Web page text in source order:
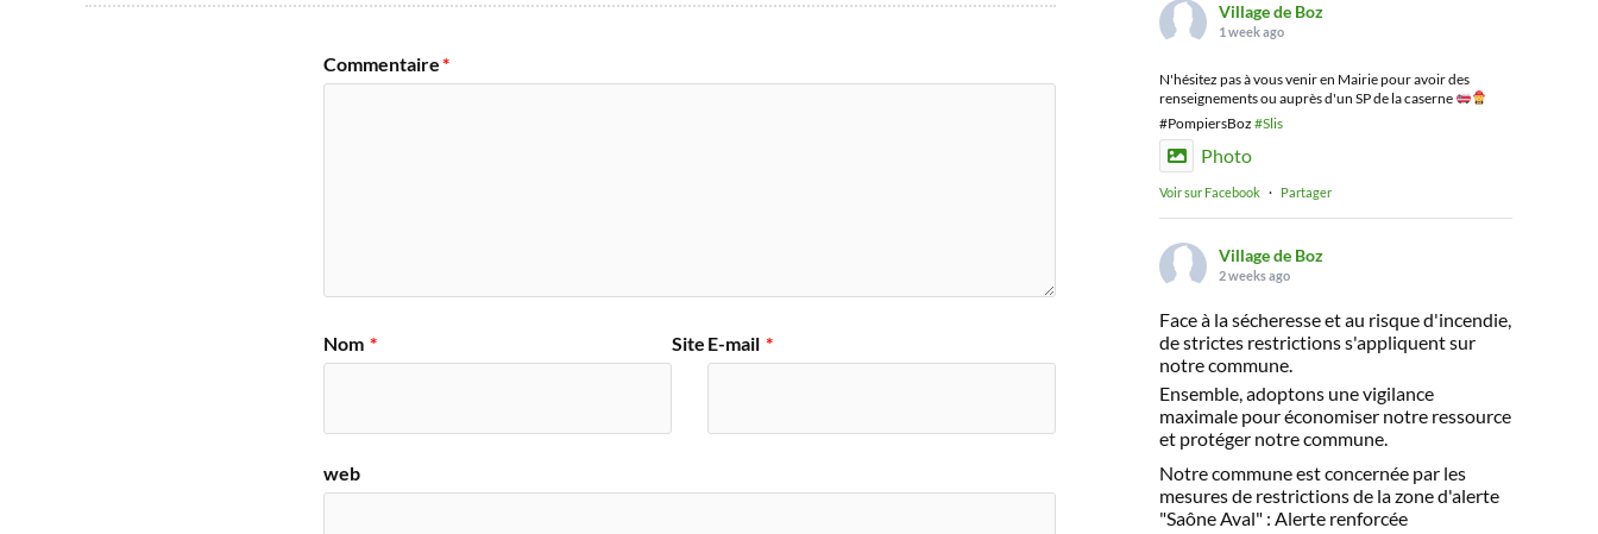
Commentaire*
Nom * E-mail *
Site
web
Village de Boz
1 week ago
N'hésitez pas à vous venir en Mairie pour avoir des
renseignements ou auprès d'un SP de la caserne
#PompiersBoz #Slis
Photo
Voir sur Facebook · Partager
Village de Boz
2 weeks ago
Face à la sécheresse et au risque d'incendie,
de strictes restrictions s'appliquent sur
notre commune.
Ensemble, adoptons une vigilance
maximale pour économiser notre ressource
et protéger notre commune.
Notre commune est concernée par les
mesures de restrictions de la zone d'alerte
"Saône Aval" : Alerte renforcée